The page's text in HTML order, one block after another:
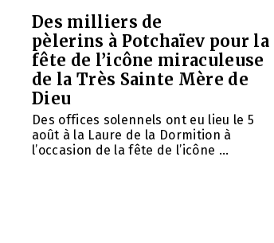
Des milliers de
pèlerins à Potchaïev pour la
fête de l’icône miraculeuse
de la Très Sainte Mère de
Dieu
Des offices solennels ont eu lieu le 5
août à la Laure de la Dormition à
l’occasion de la fête de l’icône ...